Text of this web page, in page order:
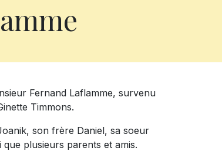
Fernand Laflamme, survenu
Timmons.
son frère Daniel, sa soeur
plusieurs parents et amis.